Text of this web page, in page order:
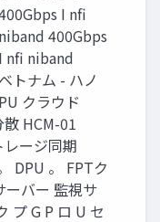
I nfi
400Gbps
nfi niband
トナム - ハノ
クラウド
HCM-01
ージ同期
DPU 。 FPTク
ーバー 監視サ
プ G P ロ U セ